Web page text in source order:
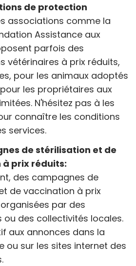
de protection
associations comme la
Assistance aux
parfois des
vétérinaires à prix réduits,
pour les animaux adoptés
les propriétaires aux
N'hésitez pas à les
connaître les conditions
services.
de stérilisation et de
prix réduits:
des campagnes de
de vaccination à prix
par des
ou des collectivités locales.
aux annonces dans la
ou sur les sites internet des